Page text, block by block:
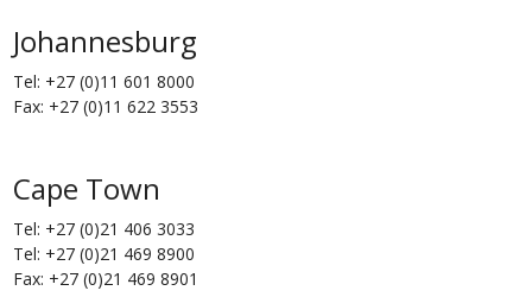
Johannesburg
Tel: +27 (0)11 601 8000
Fax: +27 (0)11 622 3553
Cape Town
Tel: +27 (0)21 406 3033
Tel: +27 (0)21 469 8900
Fax: +27 (0)21 469 8901